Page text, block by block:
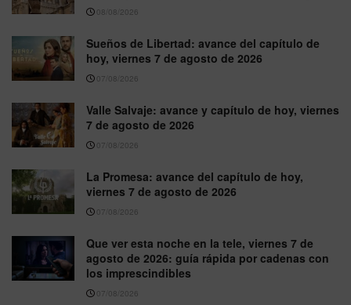
08/08/2026
Sueños de Libertad: avance del capítulo de
hoy, viernes 7 de agosto de 2026
07/08/2026
Valle Salvaje: avance y capítulo de hoy, viernes
7 de agosto de 2026
07/08/2026
La Promesa: avance del capítulo de hoy,
viernes 7 de agosto de 2026
07/08/2026
Que ver esta noche en la tele, viernes 7 de
agosto de 2026: guía rápida por cadenas con
los imprescindibles
07/08/2026